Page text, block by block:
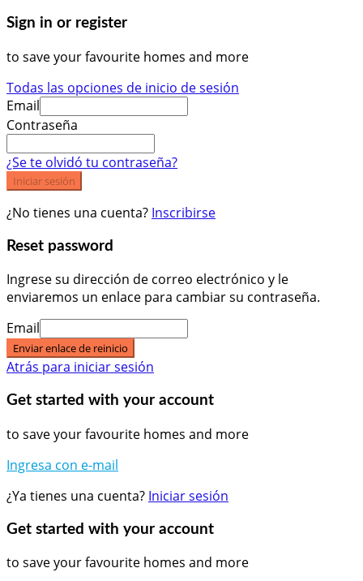
Sign in or register
to save your favourite homes and more
Todas las opciones de inicio de sesión
Email
Contraseña
¿Se te olvidó tu contraseña?
Iniciar sesión
¿No tienes una cuenta? Inscribirse
Reset password
Ingrese su dirección de correo electrónico y le
enviaremos un enlace para cambiar su contraseña.
Email
Enviar enlace de reinicio
Atrás para iniciar sesión
Get started with your account
to save your favourite homes and more
Ingresa con e-mail
¿Ya tienes una cuenta? Iniciar sesión
Get started with your account
to save your favourite homes and more